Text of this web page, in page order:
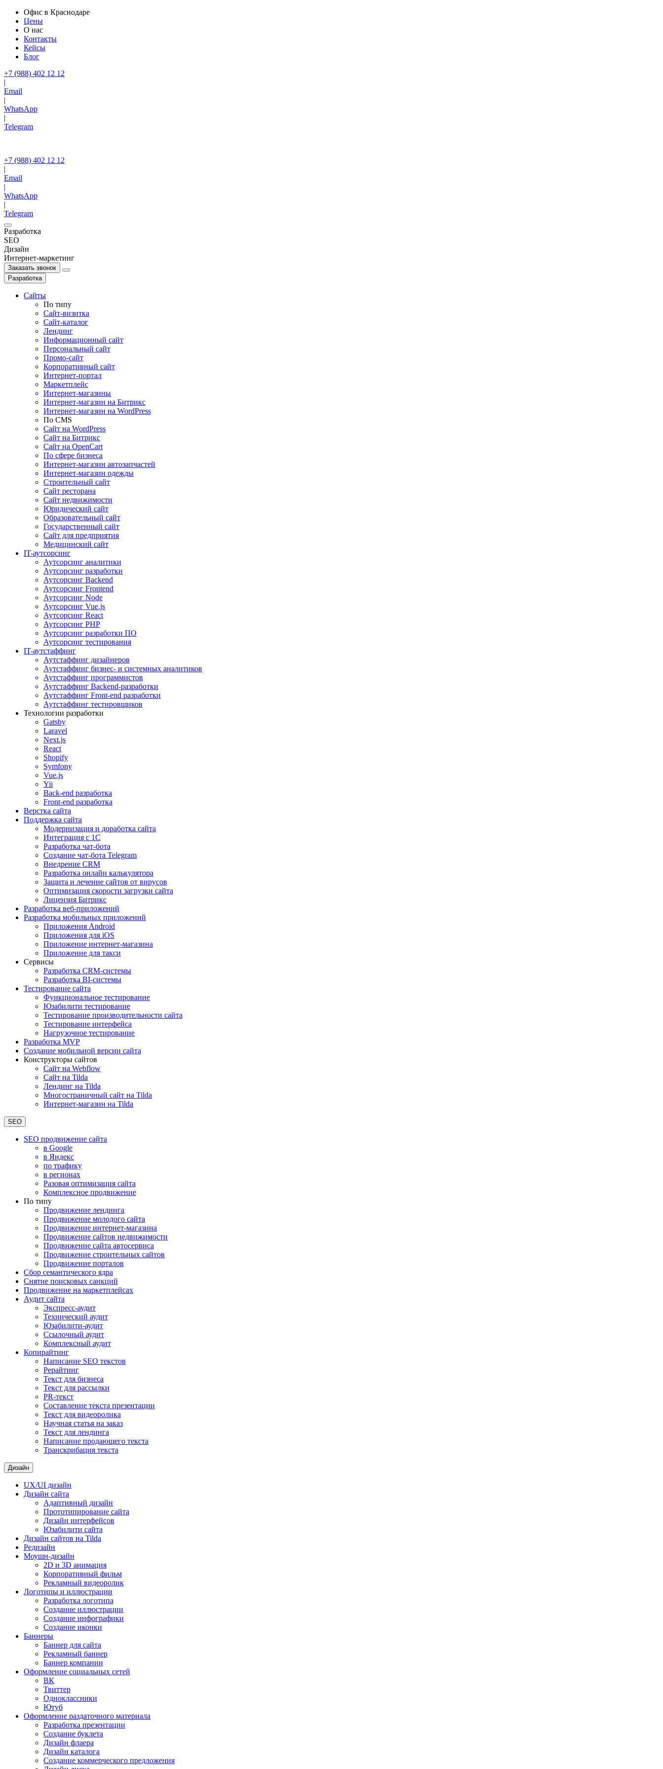
Офис в Краснодаре
Цены
О нас
Контакты
Кейсы
Блог
+7 (988) 402 12 12
|
Email
|
WhatsApp
|
Telegram
+7 (988) 402 12 12
|
Email
|
WhatsApp
|
Telegram
Разработка
SEO
Дизайн
Интернет-маркетинг
Заказать звонок
Разработка
Сайты
По типу
Сайт-визитка
Сайт-каталог
Лендинг
Информационный сайт
Персональный сайт
Промо-сайт
Корпоративный сайт
Интернет-портал
Маркетплейс
Интернет-магазины
Интернет-магазин на Битрикс
Интернет-магазин на WordPress
По СMS
Сайт на WordPress
Сайт на Битрикс
Сайт на OpenCart
По сфере бизнеса
Интернет-магазин автозапчастей
Интернет-магазин одежды
Строительный сайт
Сайт ресторана
Сайт недвижимости
Юридический сайт
Образовательный сайт
Государственный сайт
Сайт для предприятия
Медицинский сайт
IT-аутсорсинг
Аутсорсинг аналитики
Аутсорсинг разработки
Аутсорсинг Backend
Аутсорсинг Frontend
Аутсорсинг Node
Аутсорсинг Vue.js
Аутсорсинг React
Аутсорсинг PHP
Аутсорсинг разработки ПО
Аутсорсинг тестирования
IT-аутстаффинг
Аутстаффинг дизайнеров
Аутстаффинг бизнес- и системных аналитиков
Аутстаффинг программистов
Аутстаффинг Backend-разработки
Аутстаффинг Front-end разработки
Аутстаффинг тестировщиков
Технологии разработки
Gatsby
Laravel
Next.js
React
Shopify
Symfony
Vue.js
Yii
Back-end разработка
Front-end разработка
Верстка сайта
Поддержка сайта
Модернизация и доработка сайта
Интеграция с 1С
Разработка чат-бота
Cоздание чат-бота Telegram
Внедрение CRM
Разработка онлайн калькулятора
Защита и лечение сайтов от вирусов
Оптимизация скорости загрузки сайта
Лицензия Битрикс
Разработка веб-приложений
Разработка мобильных приложений
Приложения Android
Приложения для iOS
Приложение интернет-магазина
Приложение для такси
Сервисы
Разработка CRM-системы
Разработка BI-системы
Тестирование сайта
Функциональное тестирование
Юзабилити тестирование
Тестирование производительности сайта
Тестирование интерфейса
Нагрузочное тестирование
Разработка MVP
Создание мобильной версии сайта
Конструкторы сайтов
Сайт на Webflow
Сайт на Tilda
Лендинг на Tilda
Многостраничный сайт на Tilda
Интернет-магазин на Tilda
SEO
SEO продвижение сайта
в Google
в Яндекс
по трафику
в регионах
Разовая оптимизация сайта
Комплексное продвижение
По типу
Продвижение лендинга
Продвижение молодого сайта
Продвижение интернет-магазина
Продвижение сайтов недвижимости
Продвижение сайта автосервиса
Продвижение строительных сайтов
Продвижение порталов
Сбор семантического ядра
Снятие поисковых санкций
Продвижение на маркетплейсах
Аудит сайта
Экспресс-аудит
Технический аудит
Юзабилити-аудит
Ссылочный аудит
Комплексный аудит
Копирайтинг
Написание SEO текстов
Рерайтинг
Текст для бизнеса
Текст для рассылки
PR-текст
Составление текста презентации
Текст для видеоролика
Научная статья на заказ
Текст для лендинга
Написание продающего текста
Транскрибация текста
Дизайн
UX/UI дизайн
Дизайн сайта
Адаптивный дизайн
Прототипирование сайта
Дизайн интерфейсов
Юзабилити сайта
Дизайн сайтов на Tilda
Редизайн
Моушн-дизайн
2D и 3D анимация
Корпоративный фильм
Рекламный видеоролик
Логотипы и иллюстрации
Разработка логотипа
Создание иллюстрации
Создание инфографики
Создание иконки
Баннеры
Баннер для сайта
Рекламный баннер
Баннер компании
Оформление социальных сетей
ВК
Твиттер
Одноклассники
Ютуб
Оформление раздаточного материала
Разработка презентации
Создание буклета
Дизайн флаера
Дизайн каталога
Создание коммерческого предложения